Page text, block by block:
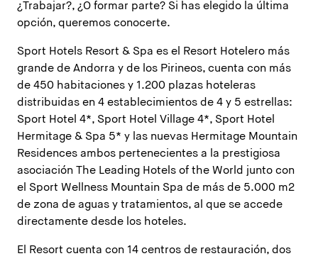
¿Trabajar?, ¿O formar parte? Si has elegido la última
opción, queremos conocerte.
Sport Hotels Resort & Spa es el Resort Hotelero más
grande de Andorra y de los Pirineos, cuenta con más
de 450 habitaciones y 1.200 plazas hoteleras
distribuidas en 4 establecimientos de 4 y 5 estrellas:
Sport Hotel 4*, Sport Hotel Village 4*, Sport Hotel
Hermitage & Spa 5* y las nuevas Hermitage Mountain
Residences ambos pertenecientes a la prestigiosa
asociación The Leading Hotels of the World junto con
el Sport Wellness Mountain Spa de más de 5.000 m2
de zona de aguas y tratamientos, al que se accede
directamente desde los hoteles.
El Resort cuenta con 14 centros de restauración, dos